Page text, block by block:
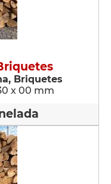
Briquetes
x 00 mm